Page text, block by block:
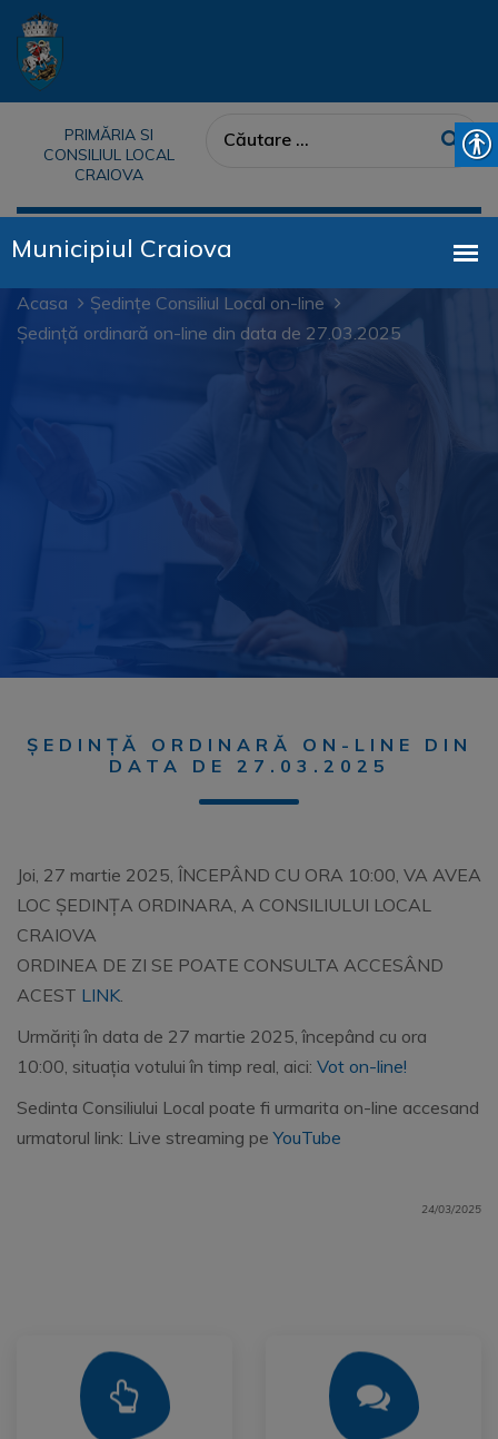
PRIMĂRIA SI
CONSILIUL LOCAL
CRAIOVA
Acasa
Ședințe Consiliul Local on-line
Ședință ordinară on-line din data de 27.03.2025
ȘEDINȚĂ ORDINARĂ ON-LINE DIN
DATA DE 27.03.2025
Joi, 27 martie 2025, ÎNCEPÂND CU ORA 10:00, VA AVEA
LOC ȘEDINȚA ORDINARA, A CONSILIULUI LOCAL
CRAIOVA
ORDINEA DE ZI SE POATE CONSULTA ACCESÂND
ACEST LINK.
Urmăriți în data de 27 martie 2025, începând cu ora
10:00, situația votului în timp real, aici: Vot on-line!
Sedinta Consiliului Local poate fi urmarita on-line accesand
urmatorul link: Live streaming peYouTube
24/03/2025
Mai Mult Mai Mult